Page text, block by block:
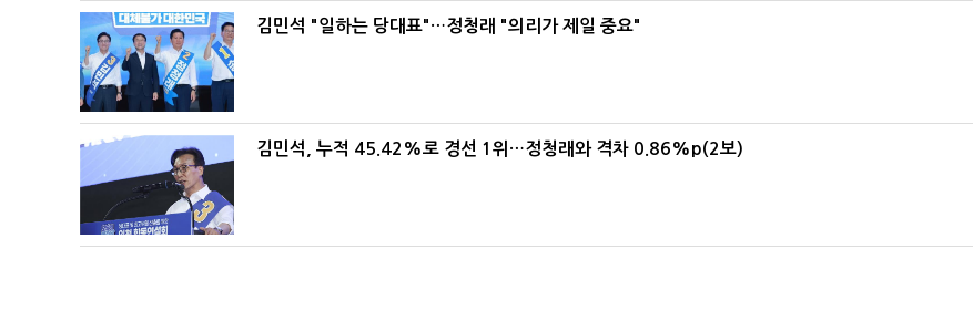
김민석 "일하는 당대표"…정청래 "의리가 제일 중요"
김민석, 누적 45.42%로 경선 1위…정청래와 격차 0.86%p(2보)